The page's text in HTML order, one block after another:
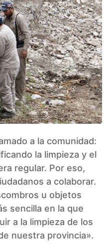
a la comunidad:
la limpieza y el
regular. Por eso,
a colaborar.
u objetos
sencilla en la que
a la limpieza de los
nuestra provincia».